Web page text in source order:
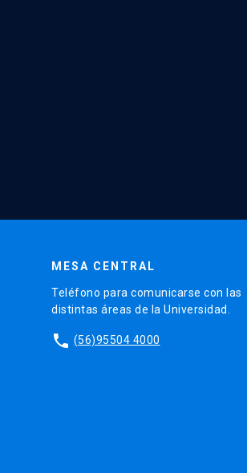
MESA CENTRAL
Teléfono para comunicarse con las
distintas áreas de la Universidad.
phone (56)95504 4000